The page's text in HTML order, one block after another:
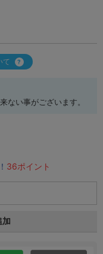
て
ない事がございます。
36ポイント
加